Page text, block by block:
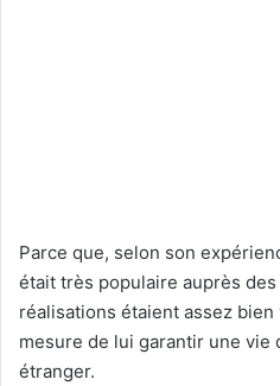
Parce que, selon son
était très populaire auprès
réalisations étaient assez
mesure de lui garantir une vie
étranger.